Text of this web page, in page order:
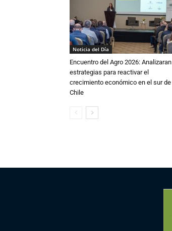
Noticia del Día
Encuentro del Agro 2026: Analizaran
estrategias para reactivar el
crecimiento económico en el sur de
Chile